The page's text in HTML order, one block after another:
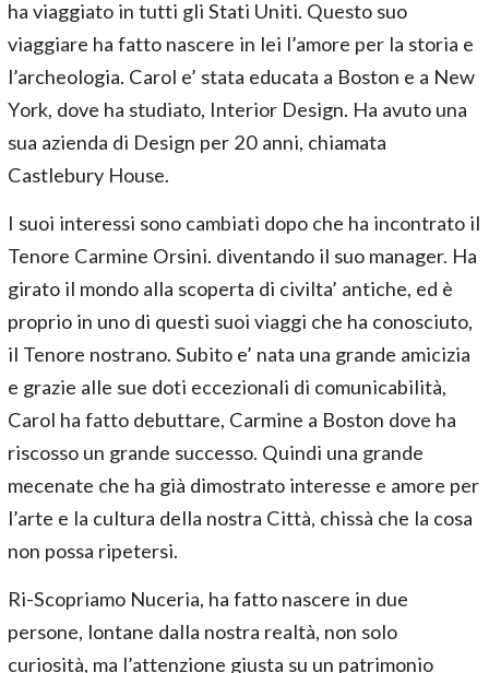
ha viaggiato in tutti gli Stati Uniti. Questo suo
viaggiare ha fatto nascere in lei l’amore per la storia e
l’archeologia. Carol e’ stata educata a Boston e a New
York, dove ha studiato, Interior Design. Ha avuto una
sua azienda di Design per 20 anni, chiamata
Castlebury House.
I suoi interessi sono cambiati dopo che ha incontrato il
Tenore Carmine Orsini. diventando il suo manager. Ha
girato il mondo alla scoperta di civilta’ antiche, ed è
proprio in uno di questi suoi viaggi che ha conosciuto,
il Tenore nostrano. Subito e’ nata una grande amicizia
e grazie alle sue doti eccezionali di comunicabilità,
Carol ha fatto debuttare, Carmine a Boston dove ha
riscosso un grande successo. Quindi una grande
mecenate che ha già dimostrato interesse e amore per
l’arte e la cultura della nostra Città, chissà che la cosa
non possa ripetersi.
Ri-Scopriamo Nuceria, ha fatto nascere in due
persone, lontane dalla nostra realtà, non solo
curiosità, ma l’attenzione giusta su un patrimonio